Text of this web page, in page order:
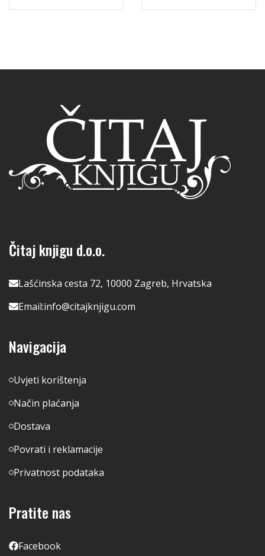
Čitaj knjigu d.o.o.
Lašćinska cesta 72, 10000 Zagreb, Hrvatska
Email:info@citajknjigu.com
Navigacija
Uvjeti korištenja
Način plaćanja
Dostava
Povrati i reklamacije
Privatnost podataka
Pratite nas
Facebook